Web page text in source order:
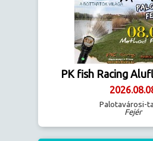
PK fish Racing
Palotavárosi-
Fejér